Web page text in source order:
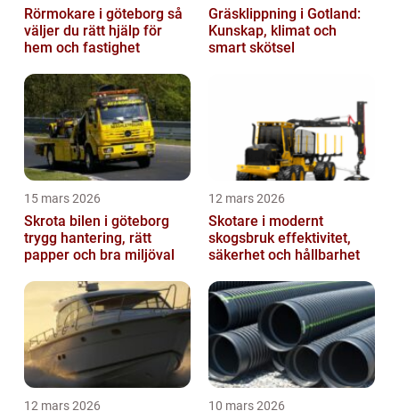
Rörmokare i göteborg så
väljer du rätt hjälp för
hem och fastighet
Gräsklippning i Gotland:
Kunskap, klimat och
smart skötsel
15 mars 2026
Skrota bilen i göteborg
trygg hantering, rätt
papper och bra miljöval
12 mars 2026
Skotare i modernt
skogsbruk effektivitet,
säkerhet och hållbarhet
12 mars 2026 10 mars 2026